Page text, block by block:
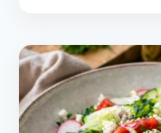
KOLAČ
SA